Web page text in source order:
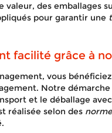
valeur, des emballages
pour garantir une
facilité grâce à
vous
Notre
et le déballage
réalisée selon des